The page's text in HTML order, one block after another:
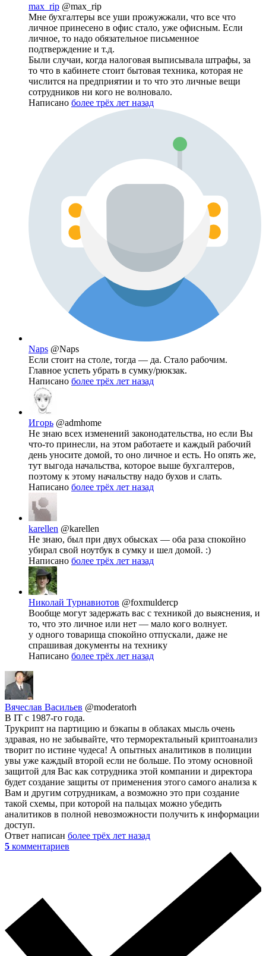
max_rip @max_rip
Мне бухгалтеры все уши прожужжали, что все что
личное принесено в офис стало, уже офисным. Если
личное, то надо обязательное письменное
подтверждение и т.д.
Были случаи, когда налоговая выписывала штрафы, за
то что в кабинете стоит бытовая техника, которая не
числится на предприятии и то что это личные вещи
сотрудников ни кого не волновало.
Написано более трёх лет назад
Naps @Naps
Если стоит на столе, тогда — да. Стало рабочим.
Главное успеть убрать в сумку/рюкзак.
Написано более трёх лет назад
Игорь @admhome
Не знаю всех изменений законодательства, но если Вы
что-то принесли, на этом работаете и каждый рабочий
день уносите домой, то оно личное и есть. Но опять же,
тут выгода начальства, которое выше бухгалтеров,
поэтому к этому начальству надо бухов и слать.
Написано более трёх лет назад
karellen @karellen
Не знаю, был при двух обысках — оба раза спокойно
убирал свой ноутбук в сумку и шел домой. :)
Написано более трёх лет назад
Николай Турнавиотов @foxmuldercp
Вообще могут задержать вас с техникой до выяснения, и
то, что это личное или нет — мало кого волнует.
у одного товарища спокойно отпускали, даже не
спрашивая документы на технику
Написано более трёх лет назад
Вячеслав Васильев @moderatorh
В IT с 1987-го года.
Трукрипт на партицию и бэкапы в облаках мысль очень
здравая, но не забывайте, что терморектальный криптоанализ
творит по истине чудеса! А опытных аналитиков в полиции
увы уже каждый второй если не больше. По этому основной
защитой для Вас как сотрудника этой компании и директора
будет создание защиты от применения этого самого анализа к
Вам и другим сотрудникам, а возможно это при создание
такой схемы, при которой на пальцах можно убедить
аналитиков в полной невозможности получить к информации
доступ.
Ответ написан более трёх лет назад
5 комментариев